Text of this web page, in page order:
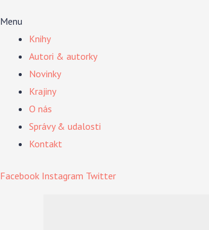
Menu
Knihy
Autori & autorky
Novinky
Krajiny
O nás
Správy & udalosti
Kontakt
Facebook Instagram Twitter